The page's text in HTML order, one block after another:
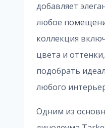
добавляет
любое
коллекция
цвета и
подобрать
любого
Одним из